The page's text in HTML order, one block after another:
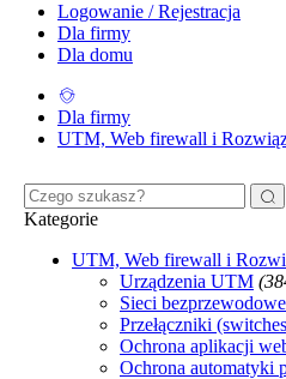
Logowanie / Rejestracja
Dla firmy
Dla domu
Dla firmy
UTM, Web firewall i
Kategorie
UTM, Web firewall i
Urządzenia UTM
Sieci
Przełączniki
Ochrona aplikacji
Ochrona automatyki